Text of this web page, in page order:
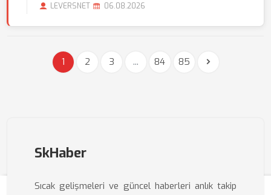
LEVERSNET 06.08.2026
1 2 3 ... 84 85
SkHaber
Sıcak gelişmeleri ve güncel haberleri anlık takip